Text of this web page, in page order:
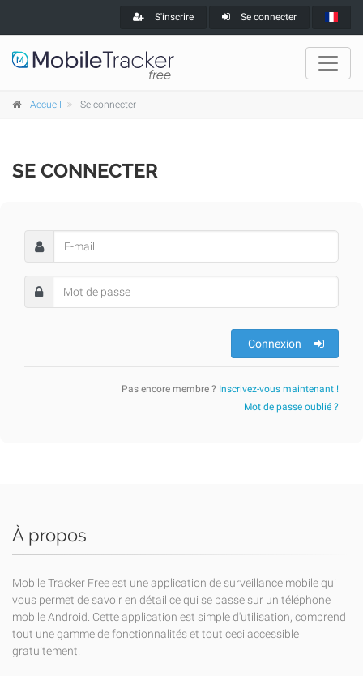
S'inscrire Se connecter
Accueil Se connecter
SE CONNECTER
Connexion
Pas encore membre ? Inscrivez-vous maintenant !
Mot de passe oublié ?
À propos
Mobile Tracker Free est une application de surveillance mobile qui
vous permet de savoir en détail ce qui se passe sur un téléphone
mobile Android. Cette application est simple d'utilisation, comprend
tout une gamme de fonctionnalités et tout ceci accessible
gratuitement.